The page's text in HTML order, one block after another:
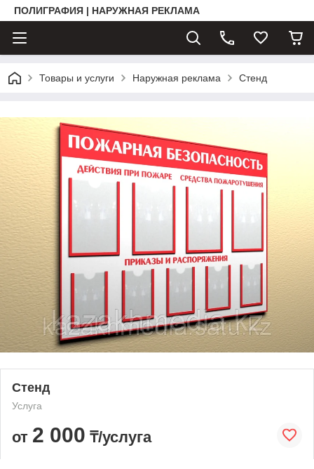
ПОЛИГРАФИЯ | НАРУЖНАЯ РЕКЛАМА
Товары и услуги Наружная реклама Стенд
Стенд
Услуга
от 2 000 ₸/услуга